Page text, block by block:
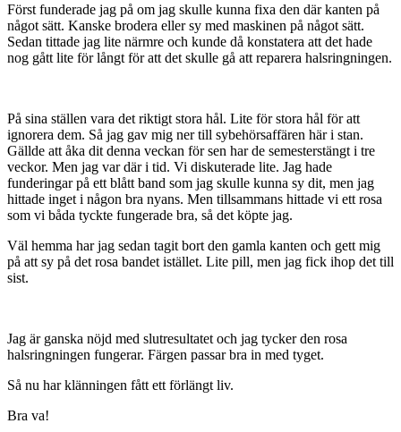
Först funderade jag på om jag skulle kunna fixa den där kanten på
något sätt. Kanske brodera eller sy med maskinen på något sätt.
Sedan tittade jag lite närmre och kunde då konstatera att det hade
nog gått lite för långt för att det skulle gå att reparera halsringningen.
På sina ställen vara det riktigt stora hål. Lite för stora hål för att
ignorera dem. Så jag gav mig ner till sybehörsaffären här i stan.
Gällde att åka dit denna veckan för sen har de semesterstängt i tre
veckor. Men jag var där i tid. Vi diskuterade lite. Jag hade
funderingar på ett blått band som jag skulle kunna sy dit, men jag
hittade inget i någon bra nyans. Men tillsammans hittade vi ett rosa
som vi båda tyckte fungerade bra, så det köpte jag.
Väl hemma har jag sedan tagit bort den gamla kanten och gett mig
på att sy på det rosa bandet istället. Lite pill, men jag fick ihop det till
sist.
Jag är ganska nöjd med slutresultatet och jag tycker den rosa
halsringningen fungerar. Färgen passar bra in med tyget.
Så nu har klänningen fått ett förlängt liv.
Bra va!